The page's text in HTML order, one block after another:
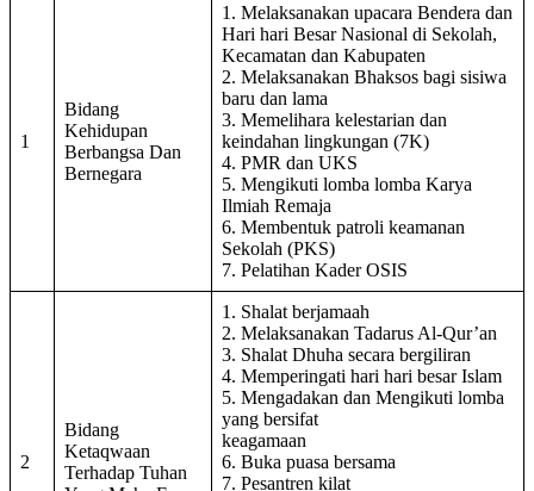
1
Bidang
Kehidupan
Berbangsa Dan
Bernegara
1. Melaksanakan upacara Bendera dan
Hari hari Besar Nasional di Sekolah,
Kecamatan dan Kabupaten
2. Melaksanakan Bhaksos bagi sisiwa
baru dan lama
3. Memelihara kelestarian dan
keindahan lingkungan (7K)
4. PMR dan UKS
5. Mengikuti lomba lomba Karya
Ilmiah Remaja
6. Membentuk patroli keamanan
Sekolah (PKS)
7. Pelatihan Kader OSIS
2
Bidang
Ketaqwaan
Terhadap Tuhan
1. Shalat berjamaah
2. Melaksanakan Tadarus Al-Qur’an
3. Shalat Dhuha secara bergiliran
4. Memperingati hari hari besar Islam
5. Mengadakan dan Mengikuti lomba
yang bersifat
keagamaan
6. Buka puasa bersama
7. Pesantren kilat